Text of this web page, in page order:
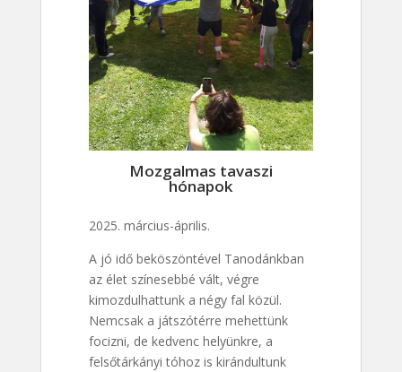
Mozgalmas tavaszi
hónapok
2025. március-április.
A jó idő beköszöntével Tanodánkban
az élet színesebbé vált, végre
kimozdulhattunk a négy fal közül.
Nemcsak a játszótérre mehettünk
focizni, de kedvenc helyünkre, a
felsőtárkányi tóhoz is kirándultunk